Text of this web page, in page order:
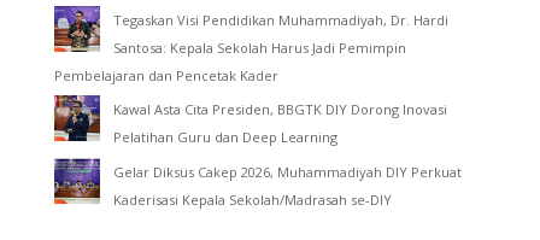
Tegaskan Visi Pendidikan Muhammadiyah, Dr. Hardi
Santosa: Kepala Sekolah Harus Jadi Pemimpin
Pembelajaran dan Pencetak Kader
Kawal Asta Cita Presiden, BBGTK DIY Dorong Inovasi
Pelatihan Guru dan Deep Learning
Gelar Diksus Cakep 2026, Muhammadiyah DIY Perkuat
Kaderisasi Kepala Sekolah/Madrasah se-DIY